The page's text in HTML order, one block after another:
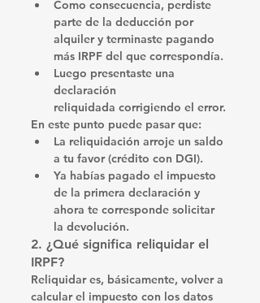
Como consecuencia, perdiste
parte de la deducción por
alquiler y terminaste pagando
más IRPF del que correspondía.
Luego presentaste una
declaración
reliquidada corrigiendo el error.
En este punto puede pasar que:
La reliquidación arroje un saldo
a tu favor (crédito con DGI).
Ya habías pagado el impuesto
de la primera declaración y
ahora te corresponde solicitar
la devolución.
2. ¿Qué significa reliquidar el
IRPF?
Reliquidar es, básicamente, volver a
calcular el impuesto con los datos